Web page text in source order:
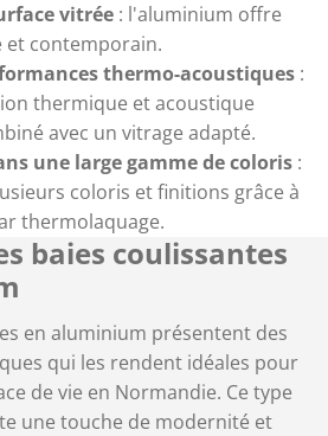
vitrée : l'aluminium offre
et contemporain.
thermo-acoustiques :
thermique et acoustique
avec un vitrage adapté.
une large gamme de coloris :
coloris et finitions grâce à
thermolaquage.
baies coulissantes
en aluminium présentent des
qui les rendent idéales pour
de vie en Normandie. Ce type
une touche de modernité et